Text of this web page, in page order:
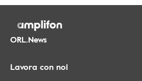
ORL.News
Lavora con noi